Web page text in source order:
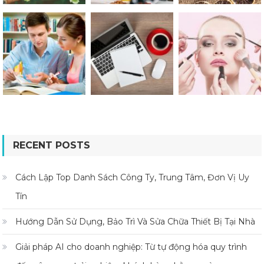
RECENT POSTS
Cách Lập Top Danh Sách Công Ty, Trung Tâm, Đơn Vị Uy
Tín
Hướng Dẫn Sử Dụng, Bảo Trì Và Sửa Chữa Thiết Bị Tại Nhà
Giải pháp AI cho doanh nghiệp: Từ tự động hóa quy trình